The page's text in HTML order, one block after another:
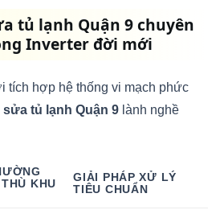
tủ lạnh Quận 9 chuyên
Inverter đời mới
tích hợp hệ thống vi mạch phức
sửa tủ lạnh Quận 9 lành nghề
KHU
GIẢI PHÁP XỬ LÝ
TIÊU CHUẨN